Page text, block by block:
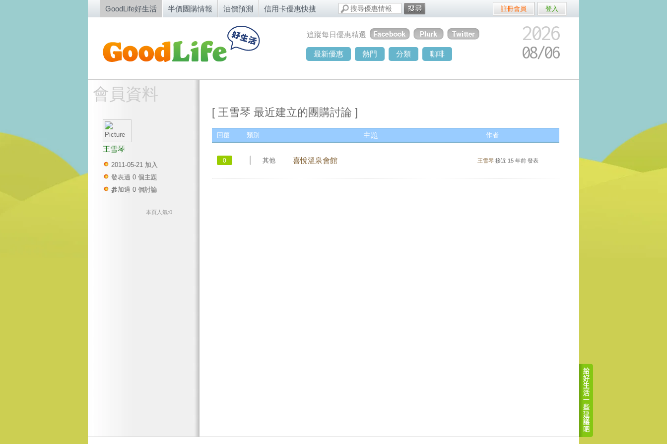
GoodLife好生活 半價團購情報 油價預測 信用卡優惠快搜 註冊會員 登入
追蹤每日優惠精選 2026
08/06
最新優惠 熱門 分類 咖啡
會員資料
王雪琴
2011-05-21 加入
發表過 0 個主題
參加過 0 個討論
本頁人氣:0
[ 王雪琴 最近建立的團購討論 ]
回覆 類別 主題 作者
0 其他 喜悅溫泉會館 王雪琴 接近 15 年前 發表